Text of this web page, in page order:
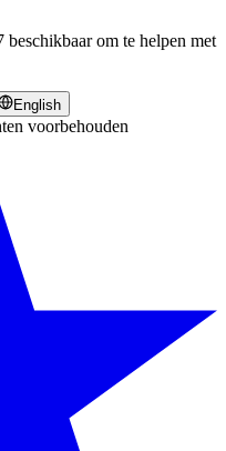
beschikbaar om te helpen met
English
voorbehouden